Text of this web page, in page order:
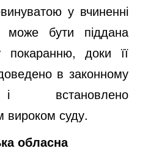
у вчиненні
бути піддана
покаранню, доки її
в законному
встановлено
вироком суду.
обласна